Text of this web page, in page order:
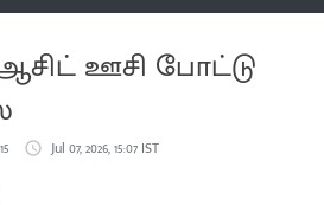
ஊசி போட்டு
15 Jul 07, 2026, 15:07 IST